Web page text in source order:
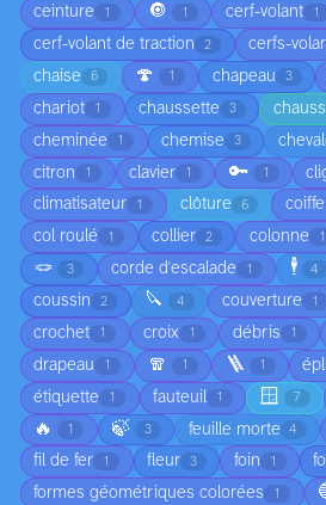
ceinture 1 🔘 1 cerf-volant 1
cerf-volant de traction 2 cerfs-
chaise 6 🍄 1 chapeau 3
chariot 1 chaussette 3
cheminée 1 chemise 3
citron 1 clavier 1 🔑 1
climatisateur 1 clôture 6
col roulé 1 collier 2 colonne 1
🪢 3 corde d'escalade 1 🕴️ 4
coussin 2 🔪 4 couverture 1
crochet 1 croix 1 débris 1
drapeau 1 🧣 1 🪜 1
étiquette 1 fauteuil 1 🪟 7
🔥 1 🍃 3 feuille morte 4
fil de fer 1 fleur 3 foin 1
formes géométriques colorées 1